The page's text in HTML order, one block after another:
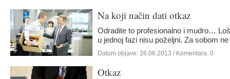
Na koji način dati otkaz
Odradite to profesionalno i mudro…
u jednoj fazi nisu poželjni. Za sobom
Datum objave: 26.06.2013 / Komentara: 0
Otkaz